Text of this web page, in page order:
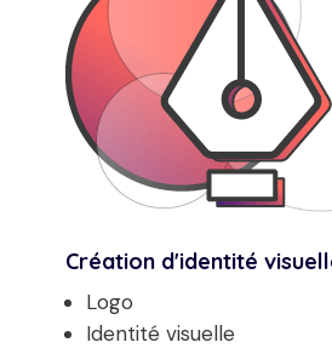
Création d'identité
Logo
Identité visuelle